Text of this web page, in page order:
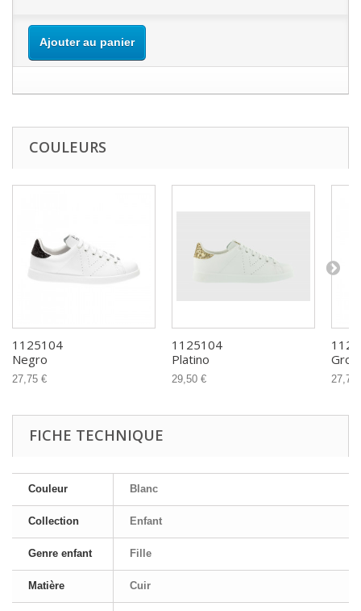
Ajouter au panier
COULEURS
1125104
Negro
27,75 €
1125104
Platino
29,50 € 27,75
FICHE TECHNIQUE
Couleur Blanc
Collection Enfant
Genre enfant Fille
Matière Cuir